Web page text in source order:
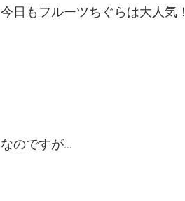
今日もフルーツちぐらは大人気！
なのですが…